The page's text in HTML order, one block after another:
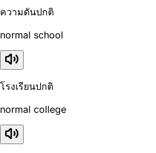
ความดันปกติ
normal school
โรงเรียนปกติ
normal college